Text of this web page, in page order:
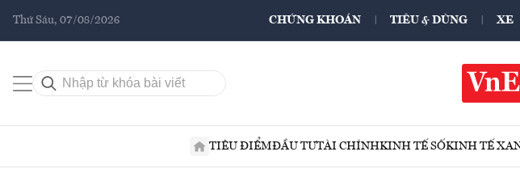
Thứ Sáu, 07/08/2026 CHỨNG KHOÁN TIÊU & DÙNG XE
TIÊU ĐIỂMĐẦU TƯTÀI CHÍNHKINH TẾ SỐKINH TẾ